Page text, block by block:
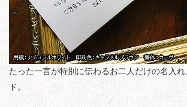
たった一言が特別に伝わるお二人だけの名入
ド。